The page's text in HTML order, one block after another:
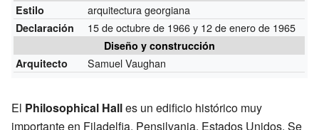
Estilo
arquitectura georgiana
Declaración 15 de octubre de 1966 y 12 de enero de 1965
Diseño y construcción
Arquitecto
Samuel Vaughan
El Philosophical Halles un edificio histórico muy
importante en Filadelfia, Pensilvania, Estados Unidos. Se